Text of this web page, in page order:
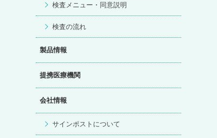
検査メニュー・同意説明
検査の流れ
製品情報
提携医療機関
会社情報
サインポストについて